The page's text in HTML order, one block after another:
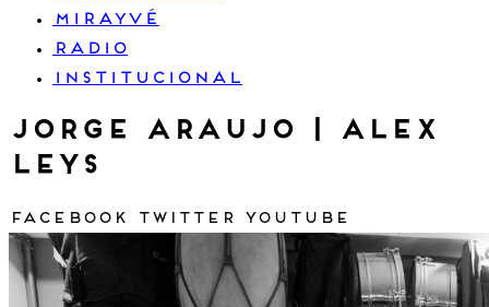
MIRAYVÉ
RADIO
INSTITUCIONAL
Jorge ARAUJO | Alex
LEYS
Facebook Twitter Youtube